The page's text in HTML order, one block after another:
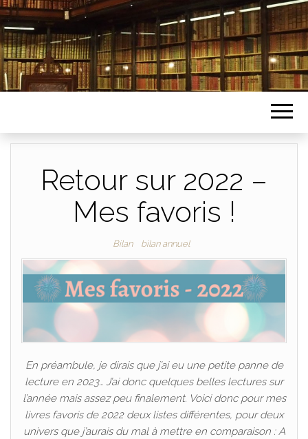
Retour sur 2022 –
Mes favoris !
Bilan bilan annuel
En préambule, je dirais que j’ai eu une petite panne de
lecture en 2023… J’ai donc quelques belles lectures sur
l’année mais assez peu finalement. Voici donc pour mes
livres favoris de 2022 deux listes différentes, pour deux
univers que j’aurais du mal à mettre en comparaison : A